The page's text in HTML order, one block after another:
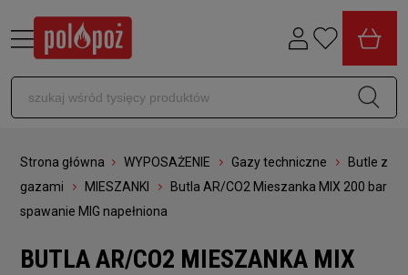
Strona główna WYPOSAŻENIE Gazy techniczne
Butle z
gazami
MIESZANKI
Butla AR/CO2 Mieszanka MIX 200 bar
spawanie MIG napełniona
BUTLA AR/CO2 MIESZANKA MIX